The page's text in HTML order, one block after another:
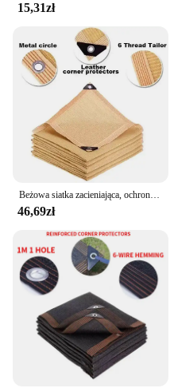
**Enhanced Comfort
The siatka
netto is a testament to
Designed with a keen
functionality, this shade
solution to the harsh
minimalist aesthetic
outdoor environment,
contemporary look that
your space. Whether
spot for relaxation or to
direct sunlight, this
**Durable and Easy to
Crafted from high-
polyethylene, this siatka
engineered to withstand
construction ensures
making it a reliable
commercial settings.
key feature, allowing
quickly and efficiently.
tools or equipment, you
this product in no time.
15,31zł
Beżowa siatka zacieniająca, ochrona UV, szopa na rośliny, outdoorowa z daszkiem, siatka, osłona przeciwsłoneczna z tkaniny HDPE
46,69zł